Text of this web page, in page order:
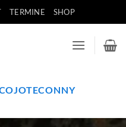
TERMINE SHOP